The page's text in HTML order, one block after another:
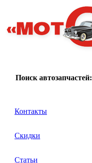
Поиск автозапчастей:
Контакты
Скидки
Статьи